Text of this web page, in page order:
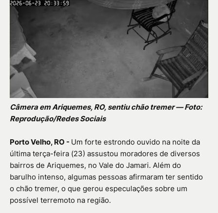
Câmera em Ariquemes, RO, sentiu chão tremer — Foto:
Reprodução/Redes Sociais
Porto Velho, RO - Um forte estrondo ouvido na noite da
última terça-feira (23) assustou moradores de diversos
bairros de Ariquemes, no Vale do Jamari. Além do
barulho intenso, algumas pessoas afirmaram ter sentido
o chão tremer, o que gerou especulações sobre um
possível terremoto na região.